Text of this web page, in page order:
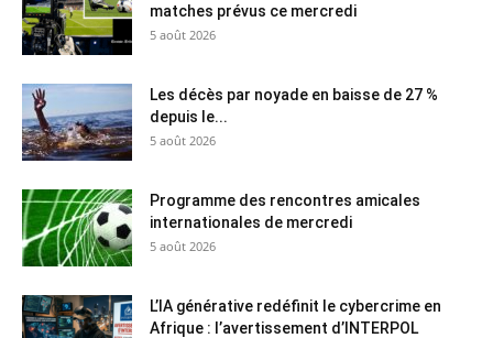
matches prévus ce mercredi
5 août 2026
Les décès par noyade en baisse de 27 %
depuis le...
5 août 2026
Programme des rencontres amicales
internationales de mercredi
5 août 2026
L’IA générative redéfinit le cybercrime en
Afrique : l’avertissement d’INTERPOL